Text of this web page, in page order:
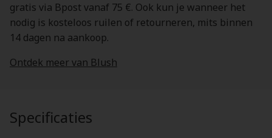
gratis via Bpost vanaf 75 €. Ook kun je wanneer het
nodig is kosteloos ruilen of retourneren, mits binnen
14 dagen na aankoop.
Ontdek meer van Blush
Specificaties